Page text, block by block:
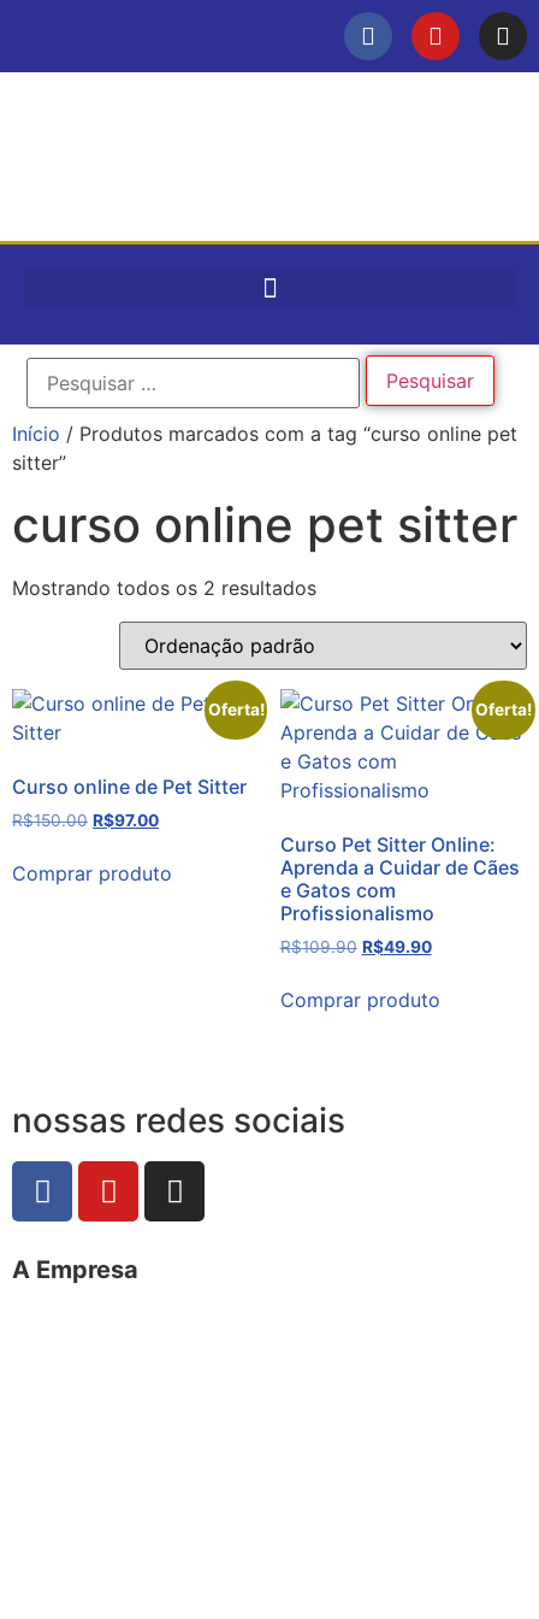
Início / Produtos marcados com a tag “curso online pet
sitter”
curso online pet sitter
Mostrando todos os 2 resultados
Oferta!
Curso online de Pet Sitter
R$150.00 R$97.00
Comprar produto
Oferta!
Curso Pet Sitter Online:
Aprenda a Cuidar de Cães
e Gatos com
Profissionalismo
R$109.90 R$49.90
Comprar produto
nossas redes sociais
A Empresa